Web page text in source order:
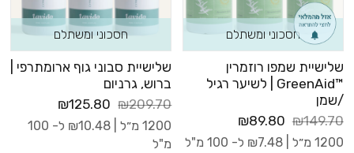
חסכוני ומשתלם
שלישיית שמפו רוזמרין
™GreenAid | לשיער רגיל
/שמן
₪149.70
₪89.80
1200 מ״ל | ₪7.48 ל- 100 מ"ל
חסכוני ומשתלם
שלישיית סבוני גוף ארומתרפי |
ברוש, גרניום
₪209.70
₪125.80
1200 מ״ל | ₪10.48
ל- 100
מ"ל